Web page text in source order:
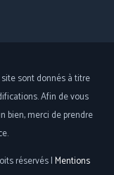
sont donnés à titre
Afin de vous
bien, merci de prendre
réservés |Mentions